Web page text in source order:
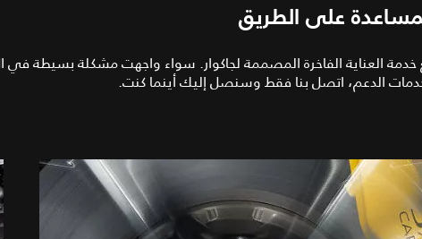
على الطريق
خدمة العناية الفاخرة المصممة لجاكوار. سواء واجهت مشكلة بسيطة
الدعم، اتصل بنا فقط وسنصل إليك أينما كنت.